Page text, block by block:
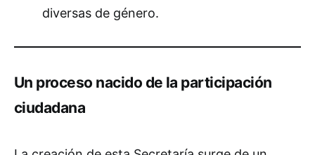
diversas de género.
Un proceso nacido de la participación
ciudadana